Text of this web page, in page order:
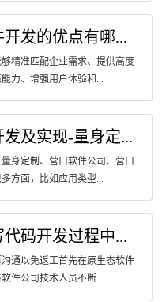
发的优点有哪...
精准匹配企业需求、提供高度
力、增强用户体验和...
及实现-量身定...
身定制、营口软件公司、营口
方面，比如应用类型...
码开发过程中...
通以免返工首先在原生态软件
件公司技术人员不断...